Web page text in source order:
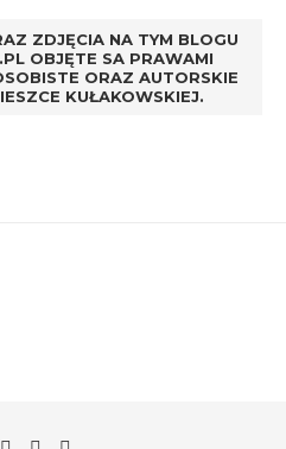
ZDJĘCIA NA TYM BLOGU
OBJĘTE SA PRAWAMI
ORAZ AUTORSKIE
KUŁAKOWSKIEJ.